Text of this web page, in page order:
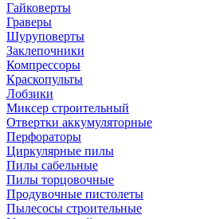
Гайковерты
Граверы
Шуруповерты
Заклепочники
Компрессоры
Краскопульты
Лобзики
Миксер строительный
Отвертки аккумуляторные
Перфораторы
Циркулярные пилы
Пилы сабельные
Пилы торцовочные
Продувочные пистолеты
Пылесосы строительные